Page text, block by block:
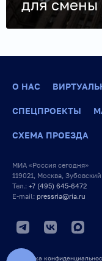
для
О НАС
СПЕЦПРОЕКТЫ
СХЕМА ПРОЕЗДА
МИА «Россия сегодня»
119021, Москва,
Тел.: +7 (495) 645-6472
E-mail: pressria@ria.ru
Политика